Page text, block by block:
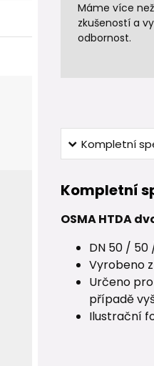
Máme více
zkušeností a
odbornost.
Kompletní
Kompletní
OSMA HTDA
DN 50 / 50
Vyrobeno
Určeno
případě
Ilustrační